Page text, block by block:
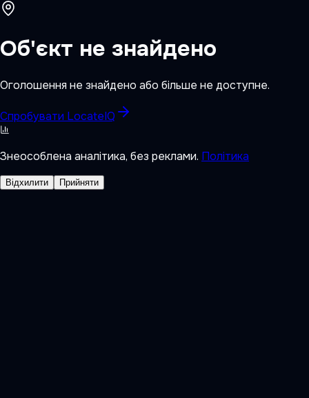
Об'єкт не знайдено
Оголошення не знайдено або більше не доступне.
Спробувати LocateIQ
Знеособлена аналітика, без реклами. Політика
Відхилити Прийняти